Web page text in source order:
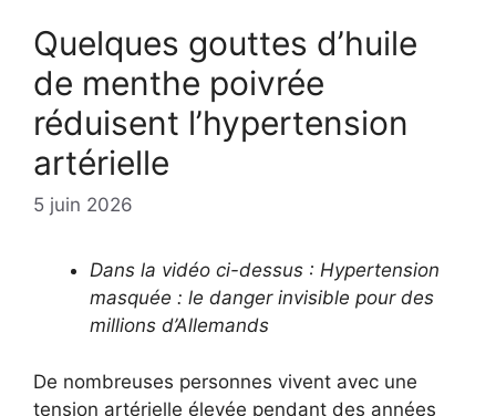
Quelques gouttes d’huile
de menthe poivrée
réduisent l’hypertension
artérielle
5 juin 2026
Dans la vidéo ci-dessus : Hypertension
masquée : le danger invisible pour des
millions d’Allemands
De nombreuses personnes vivent avec une
tension artérielle élevée pendant des années